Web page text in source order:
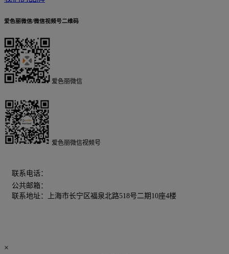
爱色丽微信/微信视频号二维码
爱色丽微信
爱色丽微信视频号
联系电话：
公共邮箱：
联系地址：上海市长宁区福泉北路518号二期10座4楼
×